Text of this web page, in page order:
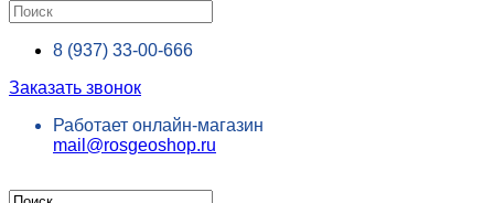
8 (937) 33-00-666
Заказать звонок
Работает онлайн-магазин
mail@rosgeoshop.ru